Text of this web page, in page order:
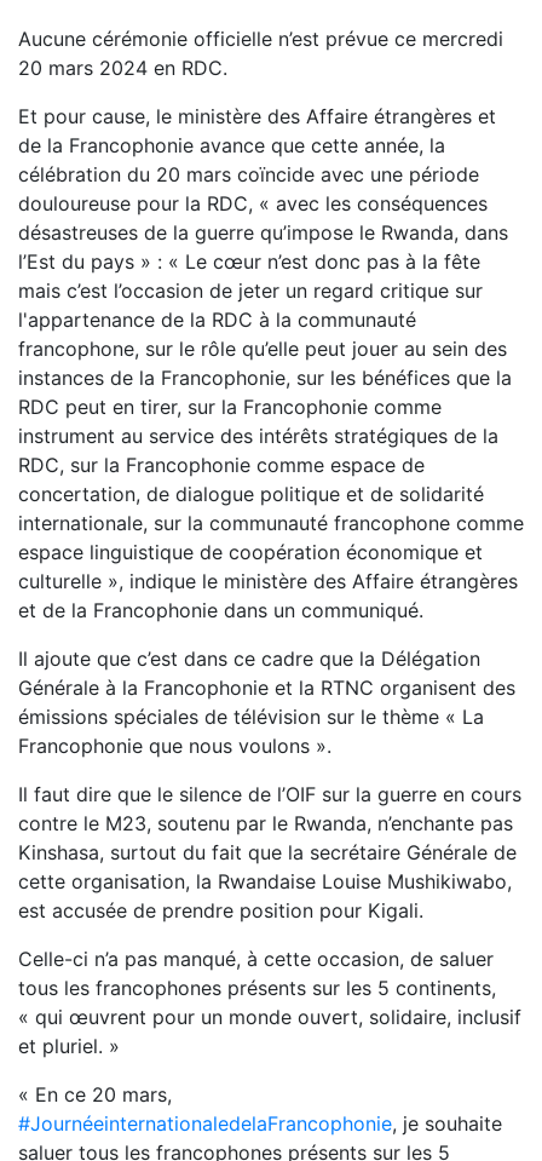
Aucune cérémonie officielle n’est prévue ce mercredi
20 mars 2024 en RDC.
Et pour cause, le ministère des Affaire étrangères et
de la Francophonie avance que cette année, la
célébration du 20 mars coïncide avec une période
douloureuse pour la RDC, « avec les conséquences
désastreuses de la guerre qu’impose le Rwanda, dans
l’Est du pays » : « Le cœur n’est donc pas à la fête
mais c’est l’occasion de jeter un regard critique sur
l'appartenance de la RDC à la communauté
francophone, sur le rôle qu’elle peut jouer au sein des
instances de la Francophonie, sur les bénéfices que la
RDC peut en tirer, sur la Francophonie comme
instrument au service des intérêts stratégiques de la
RDC, sur la Francophonie comme espace de
concertation, de dialogue politique et de solidarité
internationale, sur la communauté francophone comme
espace linguistique de coopération économique et
culturelle », indique le ministère des Affaire étrangères
et de la Francophonie dans un communiqué.
Il ajoute que c’est dans ce cadre que la Délégation
Générale à la Francophonie et la RTNC organisent des
émissions spéciales de télévision sur le thème « La
Francophonie que nous voulons ».
Il faut dire que le silence de l’OIF sur la guerre en cours
contre le M23, soutenu par le Rwanda, n’enchante pas
Kinshasa, surtout du fait que la secrétaire Générale de
cette organisation, la Rwandaise Louise Mushikiwabo,
est accusée de prendre position pour Kigali.
Celle-ci n’a pas manqué, à cette occasion, de saluer
tous les francophones présents sur les 5 continents,
« qui œuvrent pour un monde ouvert, solidaire, inclusif
et pluriel. »
« En ce 20 mars,
#JournéeinternationaledelaFrancophonie, je souhaite
saluer tous les francophones présents sur les 5